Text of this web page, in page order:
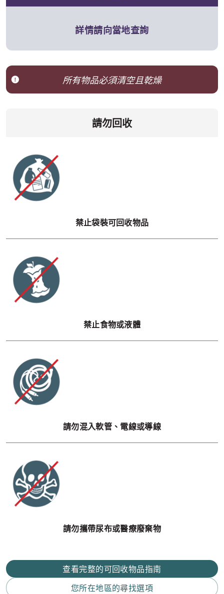
詳情請向當地查詢
所有物品必須清空且乾燥
請勿回收
禁止袋裝可回收物品
禁止食物或液體
請勿混入軟管、電線或導線
請勿攜帶尿布或醫療廢棄物
查看完整的可回收物品指南
您所在地區的尋找選項